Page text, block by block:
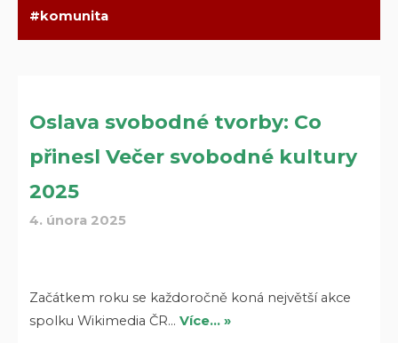
komunita
Oslava svobodné tvorby: Co
přinesl Večer svobodné kultury
2025
4. února 2025
Začátkem roku se každoročně koná největší akce
spolku Wikimedia ČR…Více… »